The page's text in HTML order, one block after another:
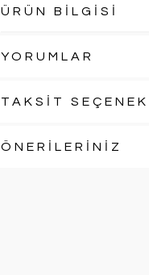
ÜRÜN BİLGİSİ
YORUMLAR
TAKSİT
ÖNERİLERİNİZ